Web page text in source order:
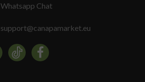
Whatsapp Chat
support@canapamarket.eu